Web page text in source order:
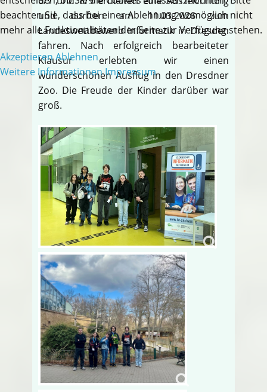
und durften am 11.03.2026 zum
Landeswettbewerb Informatik in Dresden
fahren. Nach erfolgreich bearbeiteter
Klausur erlebten wir einen
wunderschönen Ausflug in den Dresdner
Zoo. Die Freude der Kinder darüber war
groß.
beachten Sie, dass bei einer Ablehnung womöglich nicht
mehr alle Funktionalitäten der Seite zur Verfügung stehen.
AkzeptierenAblehnen
Weitere Informationen Impressum